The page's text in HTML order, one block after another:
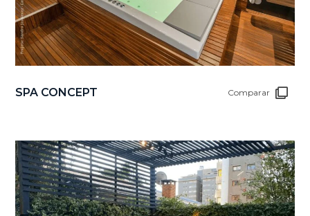
SPA CONCEPT Comparar